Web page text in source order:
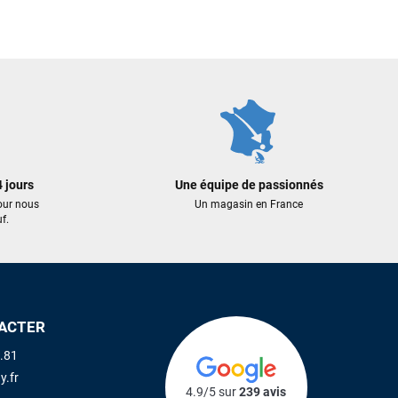
jours
nous
Une équipe de passionnés
Un magasin en France
4.9/5 sur239 avis